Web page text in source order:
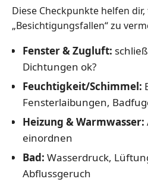
Diese Checkpunkte helfen
„Besichtigungsfallen“ zu
Fenster & Zugluft:
Dichtungen ok?
Feuchtigkeit/Schimmel:
Fensterlaibungen,
Heizung & Warmwasser:
einordnen
Bad: Wasserdruck,
Abflussgeruch